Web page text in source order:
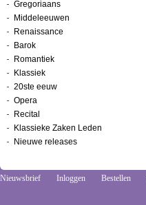
Gregoriaans
Middeleeuwen
Renaissance
Barok
Romantiek
Klassiek
20ste eeuw
Opera
Recital
Klassieke Zaken Leden
Nieuwe releases
Nieuwsbrief Inloggen Bestellen